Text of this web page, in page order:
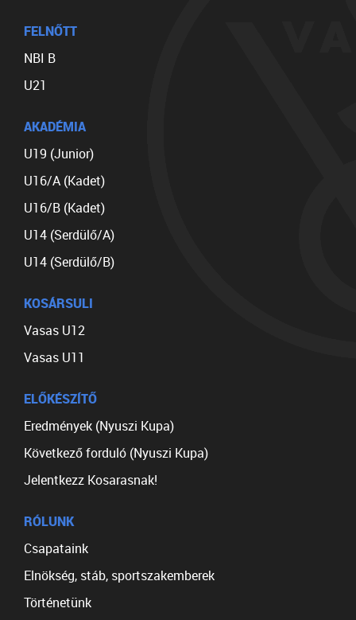
FELNŐTT
NBI B
U21
AKADÉMIA
U19 (Junior)
U16/A (Kadet)
U16/B (Kadet)
U14 (Serdülő/A)
U14 (Serdülő/B)
KOSÁRSULI
Vasas U12
Vasas U11
ELŐKÉSZÍTŐ
Eredmények (Nyuszi Kupa)
Következő forduló (Nyuszi Kupa)
Jelentkezz Kosarasnak!
RÓLUNK
Csapataink
Elnökség, stáb, sportszakemberek
Történetünk